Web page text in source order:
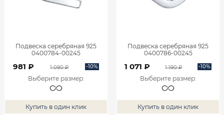
Подвеска серебряная 925
0400784-00245
981 ₽ 1 090 ₽ -10%
Выберите размер:
Купить в один клик
Подвеска серебряная 925
0400786-00245
1 071 ₽ 1 190 ₽ -10%
Выберите размер:
Купить в один клик